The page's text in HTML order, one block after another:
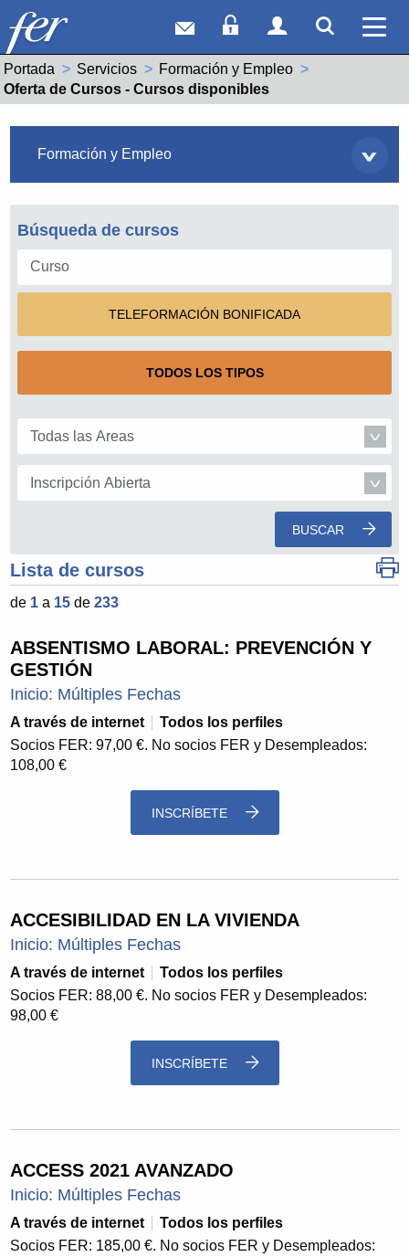
Correo webAcceso Socios
Acceso
Portada Servicios
Formación y Empleo
Actual:
Oferta de Cursos - Cursos disponibles
Formación y Empleo
Búsqueda de cursos
TELEFORMACIÓN BONIFICADA
TODOS LOS TIPOS
BUSCAR
Lista de cursos
de 1 a 15 de233
ABSENTISMO LABORAL: PREVENCIÓN Y
GESTIÓN
Inicio: Múltiples Fechas
A través de internet
Todos los perfiles
Socios FER: 97,00 €. No socios FER y Desempleados:
108,00 €
INSCRÍBETE
ACCESIBILIDAD EN LA VIVIENDA
Inicio: Múltiples Fechas
A través de internet
Todos los perfiles
Socios FER: 88,00 €. No socios FER y Desempleados:
98,00 €
INSCRÍBETE
ACCESS 2021 AVANZADO
Inicio: Múltiples Fechas
A través de internet
Todos los perfiles
Socios FER: 185,00 €. No socios FER y Desempleados: